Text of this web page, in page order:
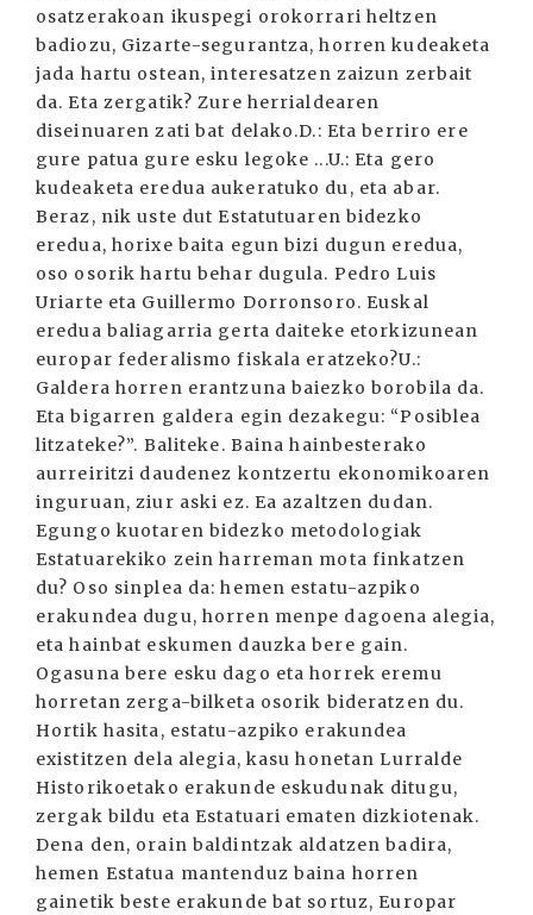
osatzerakoan ikuspegi orokorrari heltzen
badiozu, Gizarte-segurantza, horren kudeaketa
jada hartu ostean, interesatzen zaizun zerbait
da. Eta zergatik? Zure herrialdearen
diseinuaren zati bat delako.D.: Eta berriro ere
gure patua gure esku legoke ...U.: Eta gero
kudeaketa eredua aukeratuko du, eta abar.
Beraz, nik uste dut Estatutuaren bidezko
eredua, horixe baita egun bizi dugun eredua,
oso osorik hartu behar dugula. Pedro Luis
Uriarte eta Guillermo Dorronsoro. Euskal
eredua baliagarria gerta daiteke etorkizunean
europar federalismo fiskala eratzeko?U.:
Galdera horren erantzuna baiezko borobila da.
Eta bigarren galdera egin dezakegu: “Posiblea
litzateke?”. Baliteke. Baina hainbesterako
aurreiritzi daudenez kontzertu ekonomikoaren
inguruan, ziur aski ez. Ea azaltzen dudan.
Egungo kuotaren bidezko metodologiak
Estatuarekiko zein harreman mota finkatzen
du? Oso sinplea da: hemen estatu-azpiko
erakundea dugu, horren menpe dagoena alegia,
eta hainbat eskumen dauzka bere gain.
Ogasuna bere esku dago eta horrek eremu
horretan zerga-bilketa osorik bideratzen du.
Hortik hasita, estatu-azpiko erakundea
existitzen dela alegia, kasu honetan Lurralde
Historikoetako erakunde eskudunak ditugu,
zergak bildu eta Estatuari ematen dizkiotenak.
Dena den, orain baldintzak aldatzen badira,
hemen Estatua mantenduz baina horren
gainetik beste erakunde bat sortuz, Europar